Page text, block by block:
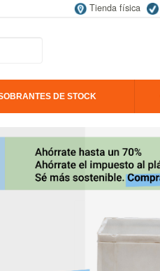
Tienda física
DE STOCK